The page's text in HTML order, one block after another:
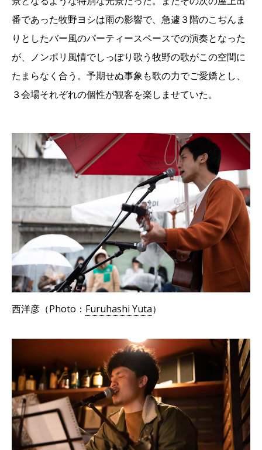
番であった牧野ヨシは雨の影響で、急遽３階のこぢんま
りとしたバー風のパーティースペースでの演奏となった
が、ノンポリ風情でしっぽり歌う牧野の歌がこの空間に
たまらなく合う。予期せぬ事象も歌の力でご愛嬌とし、
３会場それぞれの個性が観客を楽しませていた。
西洋彦（Photo： Furuhashi Yuta）